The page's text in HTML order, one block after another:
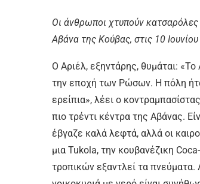
Οι άνθρωποι χτυπούν κατσαρόλες
Αβάνα της Κούβας, στις 10
Ο Αριέλ, εξηντάρης, θυμάται:
την εποχή των Ρώσων. Η πόλη
ερείπια», λέει ο
πιο τρέντι κέντρα της Αβάνας.
έβγαζε καλά λεφτά, αλλά οι
μια Tukola, την κουβανέζικη
τροπικών εξαντλεί τα